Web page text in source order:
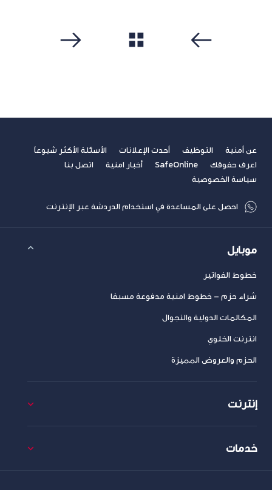
عن أمنية التوظيف أحدث الإعلانات
الأسئلة الأكثر شيوعاً
اعرف حقوقك
SafeOnline أخبار امنية
اتصل بنا
سياسة الخصوصية
احصل على المساعدة في استخدام الدردشة عبر الإنترنت
موبايل
خطوط الفواتير
شراء حزم – خطوط امنية مدفوعة مسبقا
المكالمات الدولية والتجوال
انترنت الخلوي
الحزم والعروض المميزة
إنترنت
خدمات